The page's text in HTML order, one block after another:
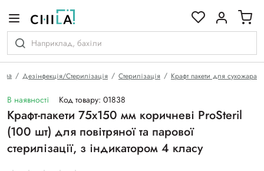
Дезінфекція/Стерилізація Стерилізація Крафт пакети для сухожара
В наявності Код товару: 01838
Крафт-пакети 75х150 мм коричневі ProSteril
(100 шт) для повітряної та парової
стерилізації, з індикатором 4 класу
гамі